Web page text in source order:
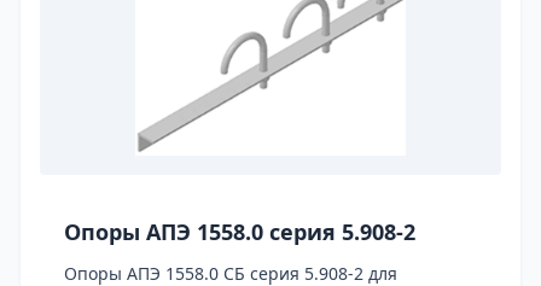
Опоры АПЭ 1558.0 серия 5.908-2
Опоры АПЭ 1558.0 СБ серия 5.908-2 для